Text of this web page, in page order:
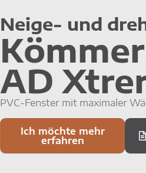
Neige- und
AD
PVC-Fenster mit maximaler
Ich möchte mehr
erfahren